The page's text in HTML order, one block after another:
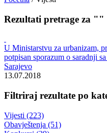
Vijesti
Rezultati pretrage za ""